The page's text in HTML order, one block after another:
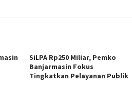
SiLPA Rp250 Miliar, Pemko
Banjarmasin Fokus
Tingkatkan Pelayanan Publik